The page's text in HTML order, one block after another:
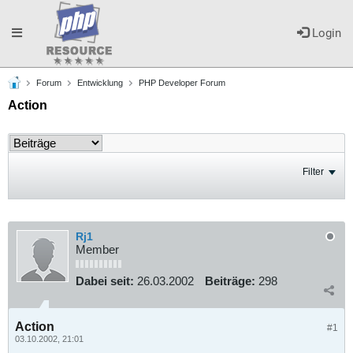
Login
Toggle
navigation
Forum Entwicklung PHP Developer Forum
Action
Filter
Rj1
Member
Dabei seit: 26.03.2002 Beiträge: 298
#1
Action
03.10.2002, 21:01